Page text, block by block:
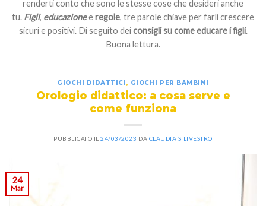
renderti conto che sono le stesse cose che desideri anche
tu. Figli, educazioneeregole, tre parole chiave per farli crescere
sicuri e positivi. Di seguito deiconsigli su come educare i figli.
Buona lettura.
GIOCHI DIDATTICI , GIOCHI PER BAMBINI
Orologio didattico: a cosa serve e
come funziona
PUBBLICATO IL24/03/2023 DA CLAUDIA SILIVESTRO
24
Mar